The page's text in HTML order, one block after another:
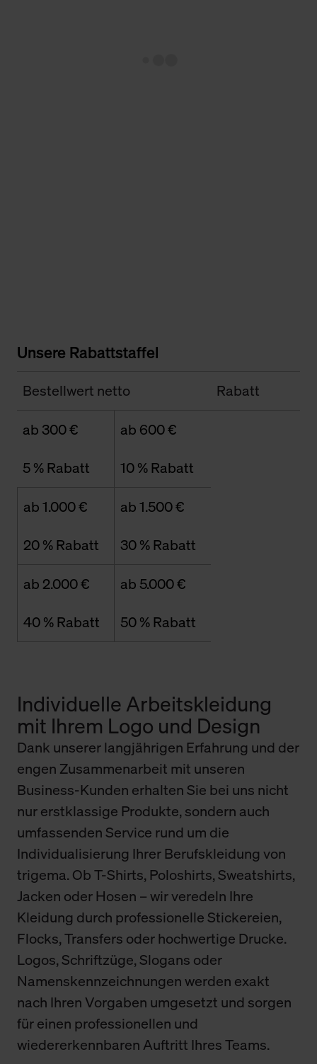
Unsere Rabattstaffel
Bestellwert netto Rabatt
ab 300 €
5 % Rabatt
ab 600 €
10 % Rabatt
ab 1.000 €
20 % Rabatt
ab 1.500 €
30 % Rabatt
ab 2.000 €
40 % Rabatt
ab 5.000 €
50 % Rabatt
Individuelle Arbeitskleidung
mit Ihrem Logo und Design
Dank unserer langjährigen Erfahrung und der
engen Zusammenarbeit mit unseren
Business-Kunden erhalten Sie bei uns nicht
nur erstklassige Produkte, sondern auch
umfassenden Service rund um die
Individualisierung Ihrer Berufskleidung von
trigema. Ob T-Shirts, Poloshirts, Sweatshirts,
Jacken oder Hosen – wir veredeln Ihre
Kleidung durch professionelle Stickereien,
Flocks, Transfers oder hochwertige Drucke.
Logos, Schriftzüge, Slogans oder
Namenskennzeichnungen werden exakt
nach Ihren Vorgaben umgesetzt und sorgen
für einen professionellen und
wiedererkennbaren Auftritt Ihres Teams.